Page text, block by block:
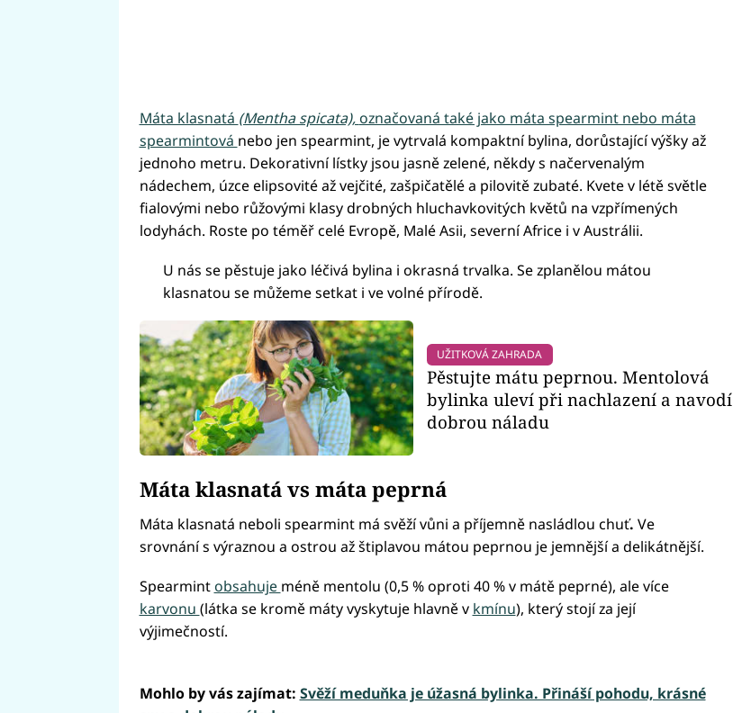
Máta klasnatá (Mentha spicata),označovaná také jako máta spearmint nebo máta
spearmintová nebo jen spearmint, je vytrvalá kompaktní bylina, dorůstající výšky až
jednoho metru. Dekorativní lístky jsou jasně zelené, někdy s načervenalým
nádechem, úzce elipsovité až vejčité, zašpičatělé a pilovitě zubaté. Kvete v létě světle
fialovými nebo růžovými klasy drobných hluchavkovitých květů na vzpřímených
lodyhách. Roste po téměř celé Evropě, Malé Asii, severní Africe i v Austrálii.
U nás se pěstuje jako léčivá bylina i okrasná trvalka. Se zplanělou mátou
klasnatou se můžeme setkat i ve volné přírodě.
UŽITKOVÁ ZAHRADA
Pěstujte mátu peprnou. Mentolová
bylinka uleví při nachlazení a navodí
dobrou náladu
Máta klasnatá vs máta peprná
Máta klasnatá neboli spearmint má svěží vůni a příjemně nasládlou chuť. Ve
srovnání s výraznou a ostrou až štiplavou mátou peprnou je jemnější a delikátnější.
Spearmintobsahuje méně mentolu (0,5 % oproti 40 % v mátě peprné), ale více
karvonu (látka se kromě máty vyskytuje hlavně v kmínu), který stojí za její
výjimečností.
Mohlo by vás zajímat: Svěží meduňka je úžasná bylinka. Přináší pohodu, krásné